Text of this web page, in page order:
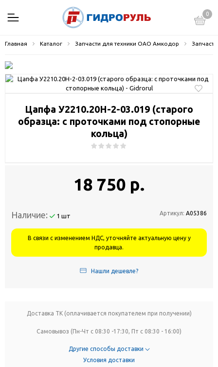
0
Главная Каталог Запчасти для техники ОАО Амкодор
Цапфа У2210.20Н-2-03.019 (старого
образца: с проточками под стопорные
кольца)
18 750 р.
Наличие: 1 шт Артикул: А05386
В связи с изменением НДС, уточняйте актуальную цену у
продавца.
Нашли дешевле?
Доставка ТК (оплачивается покупателем при получении)
Самовывоз (Пн-Чт с 08:30 -17:30, Пт с 08:30 - 16:00)
Другие способы доставки
Условия доставки